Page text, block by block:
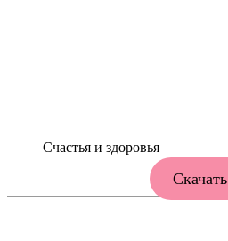
Счастья и здоровья
Скачать